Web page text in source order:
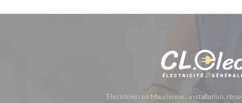
Electricien en Maurienne : installation,